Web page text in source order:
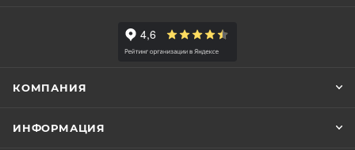
КОМПАНИЯ
ИНФОРМАЦИЯ